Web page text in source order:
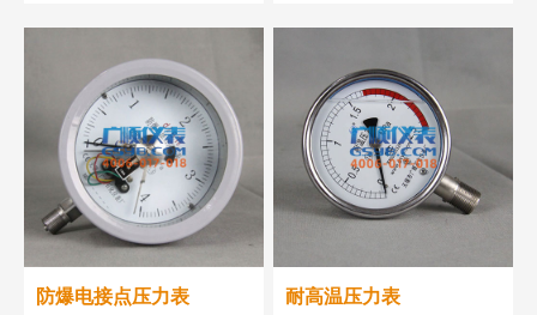
防爆电接点压力表 耐高温压力表